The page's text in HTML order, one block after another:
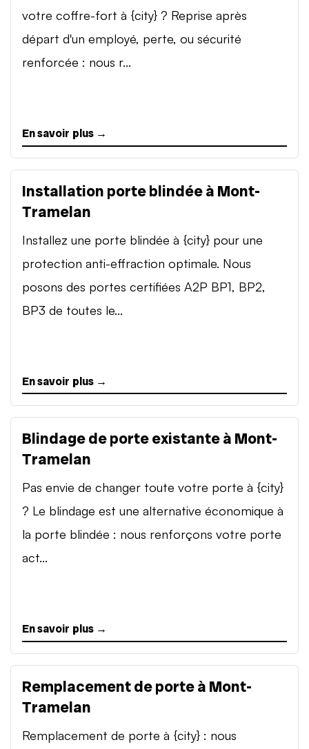
votre coffre-fort à {city} ? Reprise après
départ d'un employé, perte, ou sécurité
renforcée : nous r...
En savoir plus →
Installation porte blindée à Mont-
Tramelan
Installez une porte blindée à {city} pour une
protection anti-effraction optimale. Nous
posons des portes certifiées A2P BP1, BP2,
BP3 de toutes le...
En savoir plus →
Blindage de porte existante à Mont-
Tramelan
Pas envie de changer toute votre porte à {city}
? Le blindage est une alternative économique à
la porte blindée : nous renforçons votre porte
act...
En savoir plus →
Remplacement de porte à Mont-
Tramelan
Remplacement de porte à {city} : nous